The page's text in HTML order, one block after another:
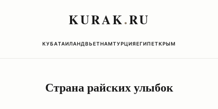
KURAK.RU
КУБАТАИЛАНДВЬЕТНАМТУРЦИЯЕГИПЕТКРЫМ
Страна райских улыбок